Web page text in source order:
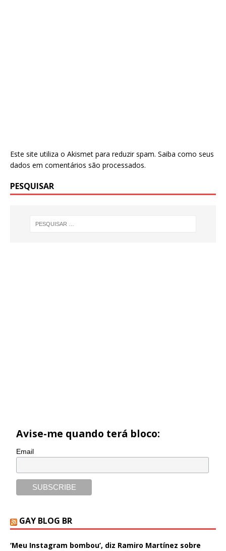
Este site utiliza o Akismet para reduzir spam. Saiba como seus
dados em comentários são processados.
PESQUISAR
Avise-me quando terá bloco:
Email
GAY BLOG BR
‘Meu Instagram bombou’, diz Ramiro Martínez sobre